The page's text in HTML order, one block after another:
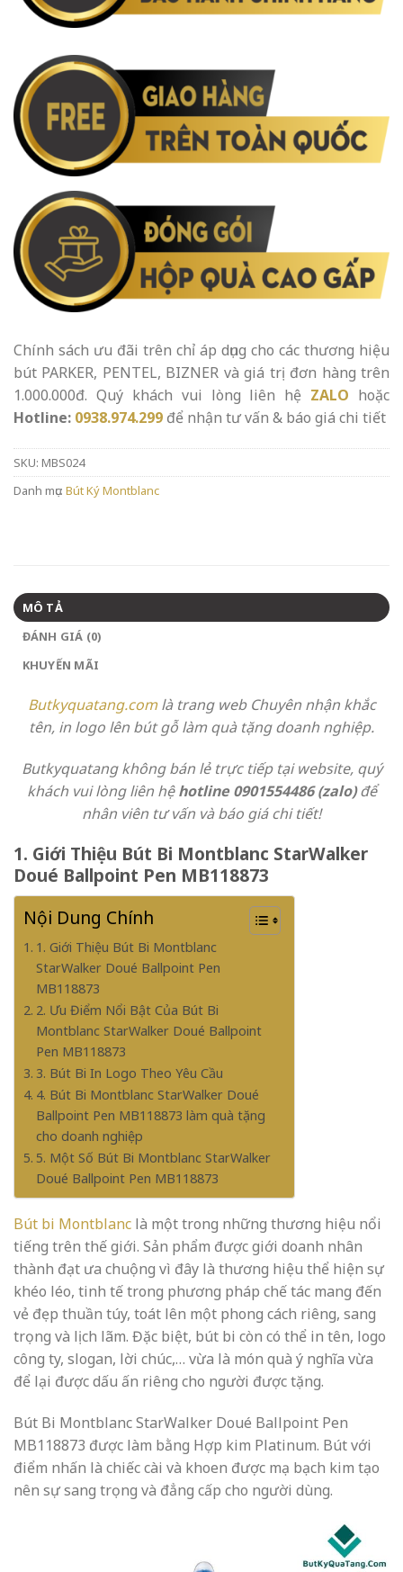
Chính sách ưu đãi trên chỉ áp dụng cho các thương hiệu
bút PARKER, PENTEL, BIZNER và giá trị đơn hàng trên
1.000.000đ. Quý khách vui lòng liên hệ ZALO hoặc
Hotline: 0938.974.299 để nhận tư vấn & báo giá chi tiết
SKU: MBS024
Danh mục: Bút Ký Montblanc
MÔ TẢ
ĐÁNH GIÁ (0)
KHUYẾN MÃI
Butkyquatang.comlà trang web Chuyênnhận khắc
tên, in logo lên bút gỗ làm quà tặng doanh nghiệp.
Butkyquatang không bán lẻ trực tiếp tại website, quý
khách vui lòng liên hệhotline 0901554486 (zalo)để
nhân viên tư vấn và báo giá chi tiết!
1. Giới Thiệu Bút Bi Montblanc StarWalker
Doué Ballpoint Pen MB118873
Nội Dung Chính
1. Giới Thiệu Bút Bi Montblanc
StarWalker Doué Ballpoint Pen
MB118873
2. Ưu Điểm Nổi Bật Của Bút Bi
Montblanc StarWalker Doué Ballpoint
Pen MB118873
3. Bút Bi In Logo Theo Yêu Cầu
4. Bút Bi Montblanc StarWalker Doué
Ballpoint Pen MB118873 làm quà tặng
cho doanh nghiệp
5. Một Số Bút Bi Montblanc StarWalker
Doué Ballpoint Pen MB118873
Bút bi Montblanc là một trong những thương hiệu nổi
tiếng trên thế giới. Sản phẩm được giới doanh nhân
thành đạt ưa chuộng vì đây là thương hiệu thể hiện sự
khéo léo, tinh tế trong phương pháp chế tác mang đến
vẻ đẹp thuần túy, toát lên một phong cách riêng, sang
trọng và lịch lãm. Đặc biệt, bút bi còn có thể in tên, logo
công ty, slogan, lời chúc,… vừa là món quà ý nghĩa vừa
để lại được dấu ấn riêng cho người được tặng.
Bút Bi Montblanc StarWalker Doué Ballpoint Pen
MB118873 được làm bằng Hợp kim Platinum. Bút với
điểm nhấn là chiếc cài và khoen được mạ bạch kim tạo
nên sự sang trọng và đẳng cấp cho người dùng.